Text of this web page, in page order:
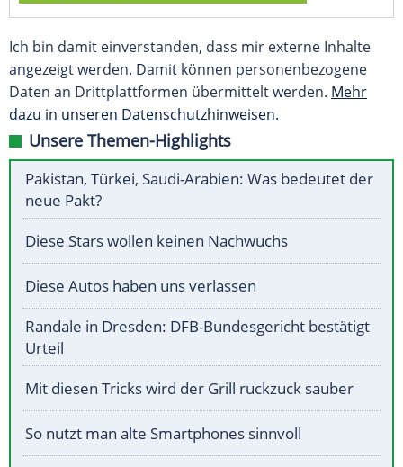
Ich bin damit einverstanden, dass mir externe Inhalte
angezeigt werden. Damit können personenbezogene
Daten an Drittplattformen übermittelt werden. Mehr
dazu in unseren Datenschutzhinweisen.
Unsere Themen-Highlights
Pakistan, Türkei, Saudi-Arabien: Was bedeutet der
neue Pakt?
Diese Stars wollen keinen Nachwuchs
Diese Autos haben uns verlassen
Randale in Dresden: DFB-Bundesgericht bestätigt
Urteil
Mit diesen Tricks wird der Grill ruckzuck sauber
So nutzt man alte Smartphones sinnvoll